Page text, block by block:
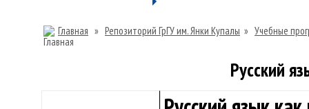
Главная » Репозиторий ГрГУ им. Янки Купалы » Учебные
Русский